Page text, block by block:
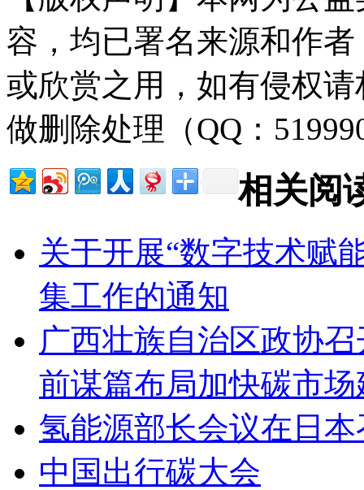
容，均已署名来源和作
或欣赏之用，如有侵权
做删除处理（QQ：
相关阅
关于开展“数字技术赋
集工作的通知
广西壮族自治区政协
前谋篇布局加快碳市场
氢能源部长会议在日
中国出行碳大会